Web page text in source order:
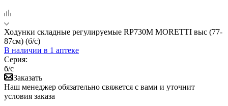
Ходунки складные регулируемые RP730M MORETTI выс (77-
87см) (б/с)
В наличии в 1 аптеке
Серия:
б/с
Заказать
Наш менеджер обязательно свяжется с вами и уточнит
условия заказа